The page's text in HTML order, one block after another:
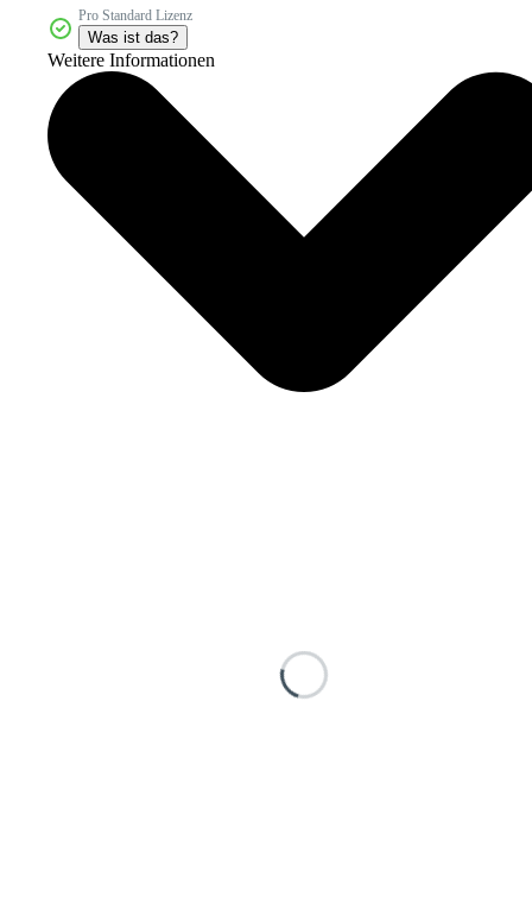
Pro Standard Lizenz
Was ist das?
Weitere Informationen